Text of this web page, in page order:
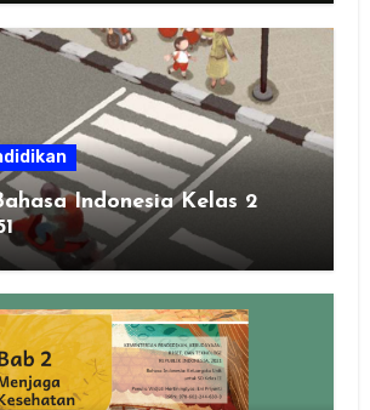
Indonesia Kelas 2